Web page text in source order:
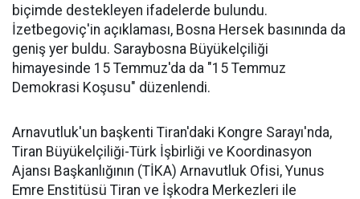
biçimde destekleyen ifadelerde bulundu.
İzetbegoviç'in açıklaması, Bosna Hersek basınında da
geniş yer buldu. Saraybosna Büyükelçiliği
himayesinde 15 Temmuz'da da "15 Temmuz
Demokrasi Koşusu" düzenlendi.
Arnavutluk'un başkenti Tiran'daki Kongre Sarayı'nda,
Tiran Büyükelçiliği-Türk İşbirliği ve Koordinasyon
Ajansı Başkanlığının (TİKA) Arnavutluk Ofisi, Yunus
Emre Enstitüsü Tiran ve İşkodra Merkezleri ile